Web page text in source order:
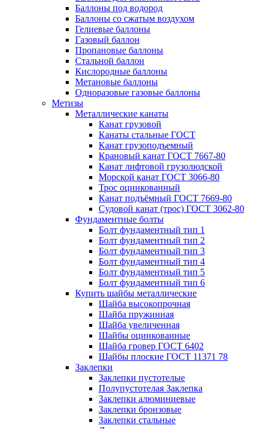
Баллоны под водород
Баллоны со сжатым воздухом
Гелиевые баллоны
Газовый баллон
Пропановые баллоны
Стальной баллон
Кислородные баллоны
Метановые баллоны
Одноразовые газовые баллоны
Метизы
Металлические канаты
Канат грузовой
Канаты стальные ГОСТ
Канат грузоподъемный
Крановый канат ГОСТ 7667-80
Канат лифтовой грузолюдской
Морской канат ГОСТ 3066-80
Трос оцинкованный
Канат подъёмный ГОСТ 7669-80
Судовой канат (трос) ГОСТ 3062-80
Фундаментные болты
Болт фундаментный тип 1
Болт фундаментный тип 2
Болт фундаментный тип 3
Болт фундаментный тип 4
Болт фундаментный тип 5
Болт фундаментный тип 6
Купить шайбы металлические
Шайба высокопрочная
Шайба пружинная
Шайба увеличенная
Шайбы оцинкованные
Шайба гровер ГОСТ 6402
Шайбы плоские ГОСТ 11371 78
Заклепки
Заклепки пустотелые
Полупустотелая Заклепка
Заклепки алюминиевые
Заклепки бронзовые
Заклепки стальные